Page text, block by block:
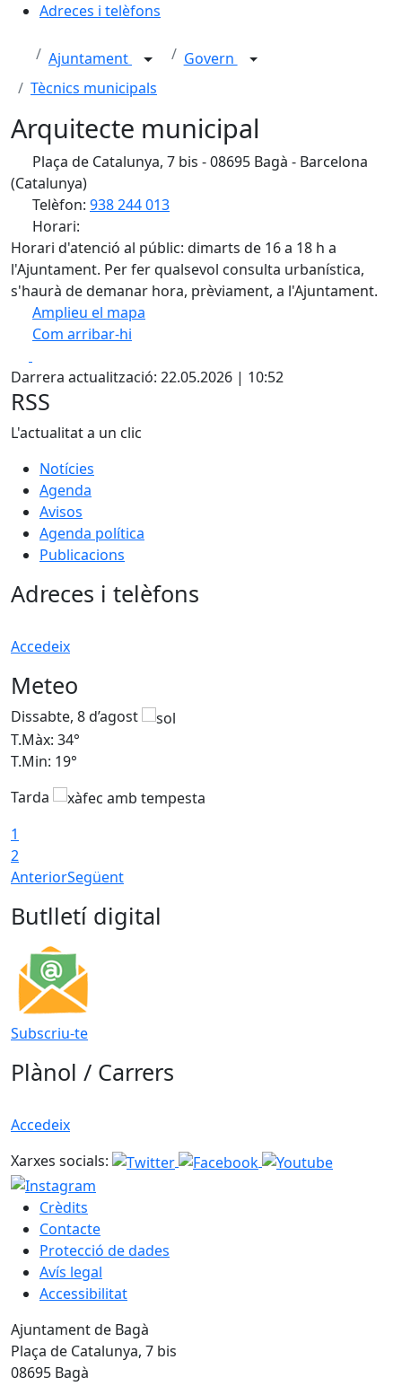
Adreces i telèfons
Ajuntament
Govern
Tècnics municipals
Arquitecte municipal
Plaça de Catalunya, 7 bis - 08695 Bagà - Barcelona
(Catalunya)
Telèfon: 938 244 013
Horari:
Horari d'atenció al públic: dimarts de 16 a 18 h a
l'Ajuntament. Per fer qualsevol consulta urbanística,
s'haurà de demanar hora, prèviament, a l'Ajuntament.
Amplieu el mapa
Com arribar-hi
+
−
Darrera actualització: 22.05.2026 | 10:52
RSS
L'actualitat a un clic
Notícies
Agenda
Avisos
Agenda política
Publicacions
Adreces i telèfons
Accedeix
Meteo
Dissabte, 8 d’agost
T.Màx: 34°
T.Min: 19°
Tarda
1
2
AnteriorSegüent
Butlletí digital
Subscriu-te
Plànol / Carrers
Accedeix
Xarxes socials:
Crèdits
Contacte
Protecció de dades
Avís legal
Accessibilitat
Ajuntament de Bagà
Plaça de Catalunya, 7 bis
08695 Bagà